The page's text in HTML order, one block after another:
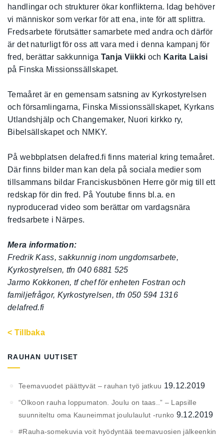
handlingar och strukturer ökar konflikterna. Idag behöver
vi människor som verkar för att ena, inte för att splittra.
Fredsarbete förutsätter samarbete med andra och därför
är det naturligt för oss att vara med i denna kampanj för
fred, berättar sakkunniga Tanja Viikki och Karita Laisi
på Finska Missionssällskapet.
Temaåret är en gemensam satsning av Kyrkostyrelsen
och församlingarna, Finska Missionssällskapet, Kyrkans
Utlandshjälp och Changemaker, Nuori kirkko ry,
Bibelsällskapet och NMKY.
På webbplatsen delafred.fi finns material kring temaåret.
Där finns bilder man kan dela på sociala medier som
tillsammans bildar Franciskusbönen Herre gör mig till ett
redskap för din fred. På Youtube finns bl.a. en
nyproducerad video som berättar om vardagsnära
fredsarbete i Närpes.
Mera information:
Fredrik Kass, sakkunnig inom ungdomsarbete,
Kyrkostyrelsen, tfn 040 6881 525
Jarmo Kokkonen, tf chef för enheten Fostran och
familjefrågor, Kyrkostyrelsen, tfn 050 594 1316
delafred.fi
< Tillbaka
RAUHAN UUTISET
Teemavuodet päättyvät – rauhan työ jatkuu 19.12.2019
“Olkoon rauha loppumaton. Joulu on taas..” – Lapsille
suunniteltu oma Kauneimmat joululaulut -runko 9.12.2019
#Rauha-somekuvia voit hyödyntää teemavuosien jälkeenkin